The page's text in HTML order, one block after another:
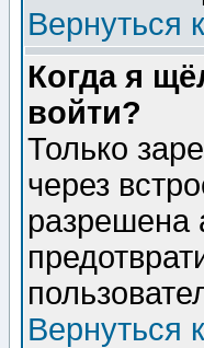
Вернуться
Когда я
войти?
Только
через
разрешена
Вернуться